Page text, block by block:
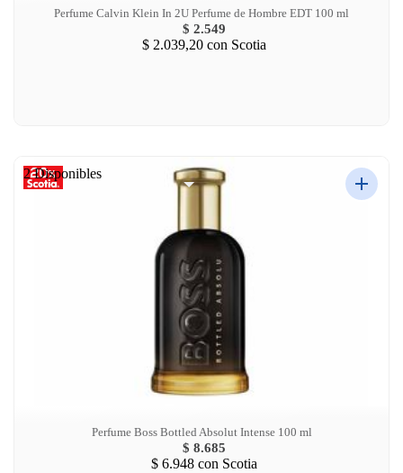
Perfume Calvin Klein In 2U Perfume de Hombre EDT 100 ml
$ 2.549
$ 2.039,20 con Scotia
Perfume Boss Bottled Absolut Intense 100 ml
$ 8.685
$ 6.948 con Scotia
2 Disponibles